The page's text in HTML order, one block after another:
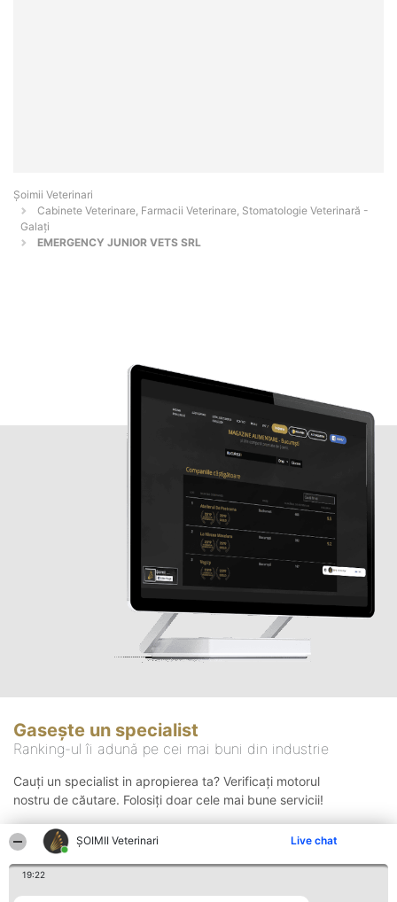
ȘOIMII Veterinari Live chat
19:22
Șoimii Veterinari
Cabinete Veterinare, Farmacii Veterinare, Stomatologie Veterinară -
Galaţi
EMERGENCY JUNIOR VETS SRL
Gasește un specialist
Ranking-ul îi adună pe cei mai buni din industrie
Cauți un specialist in apropierea ta? Verificați motorul
nostru de căutare. Folosiți doar cele mai bune servicii!